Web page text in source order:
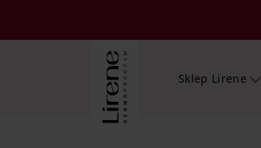
Sklep Lirene